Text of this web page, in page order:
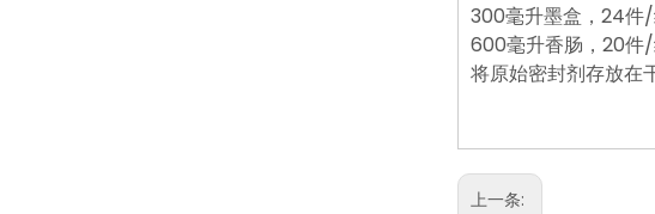
300毫升墨盒，24件/
600毫升香肠，20件
将原始密封剂存放在
上一条: